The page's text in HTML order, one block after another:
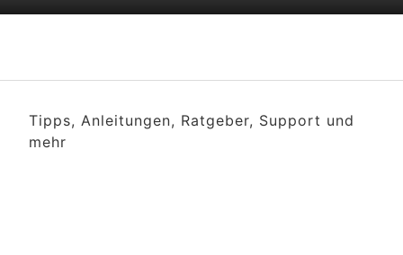
Tipps, Anleitungen, Ratgeber, Support und
mehr